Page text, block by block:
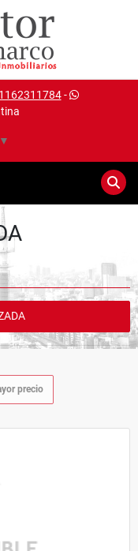
-
▼
precio